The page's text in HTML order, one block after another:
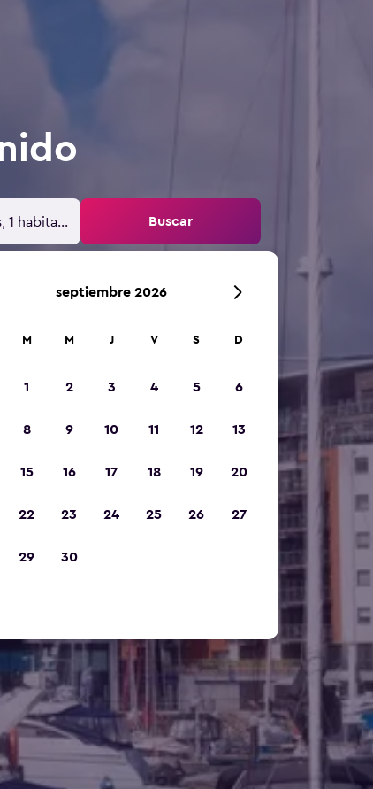
1 habitación Buscar
septiembre 2026
M M J V S D
1 2 3 4 5 6
8 9 10 11 12 13
15 16 17 18 19 20
22 23 24 25 26 27
29 30